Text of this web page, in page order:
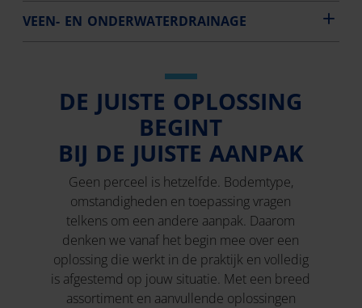
VEEN- EN ONDERWATERDRAINAGE
DE JUISTE OPLOSSING
BEGINT
BIJ DE JUISTE AANPAK
Geen perceel is hetzelfde. Bodemtype,
omstandigheden en toepassing vragen
telkens om een andere aanpak. Daarom
denken we vanaf het begin mee over een
oplossing die werkt in de praktijk en volledig
is afgestemd op jouw situatie. Met een breed
assortiment en aanvullende oplossingen